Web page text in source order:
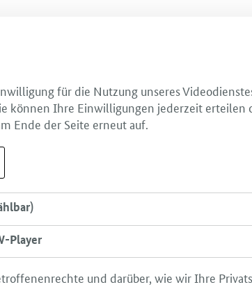
für die Nutzung unseres
können Ihre Einwilligungen jederzeit
Ende der Seite erneut auf.
Player
und darüber, wie wir Ihre